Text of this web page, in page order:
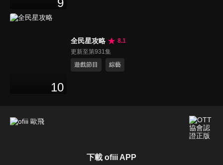
9
10
全民星攻略
8.1
更新至第931集
遊戲節目
綜藝
下載 ofiii APP